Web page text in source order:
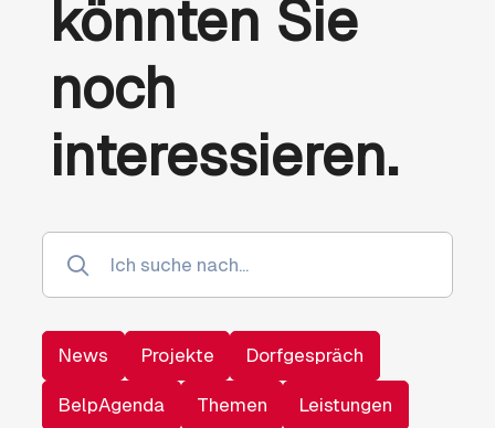
könnten Sie
noch
interessieren.
News Projekte Dorfgespräch
BelpAgenda Themen Leistungen